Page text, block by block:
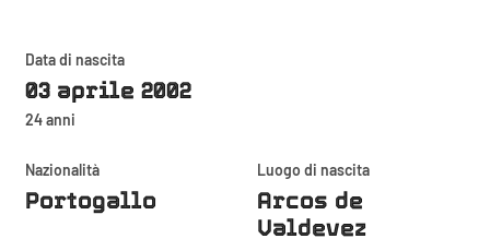
Data di nascita
03 aprile 2002
24 anni
Nazionalità
Portogallo
Luogo di nascita
Arcos de
Valdevez